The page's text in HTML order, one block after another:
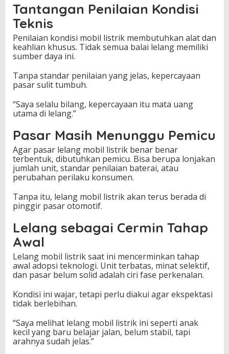
Tantangan Penilaian Kondisi
Teknis
Penilaian kondisi mobil listrik membutuhkan alat dan
keahlian khusus. Tidak semua balai lelang memiliki
sumber daya ini.
Tanpa standar penilaian yang jelas, kepercayaan
pasar sulit tumbuh.
“Saya selalu bilang, kepercayaan itu mata uang
utama di lelang.”
Pasar Masih Menunggu Pemicu
Agar pasar lelang mobil listrik benar benar
terbentuk, dibutuhkan pemicu. Bisa berupa lonjakan
jumlah unit, standar penilaian baterai, atau
perubahan perilaku konsumen.
Tanpa itu, lelang mobil listrik akan terus berada di
pinggir pasar otomotif.
Lelang sebagai Cermin Tahap
Awal
Lelang mobil listrik saat ini mencerminkan tahap
awal adopsi teknologi. Unit terbatas, minat selektif,
dan pasar belum solid adalah ciri fase perkenalan.
Kondisi ini wajar, tetapi perlu diakui agar ekspektasi
tidak berlebihan.
“Saya melihat lelang mobil listrik ini seperti anak
kecil yang baru belajar jalan, belum stabil, tapi
arahnya sudah jelas.”